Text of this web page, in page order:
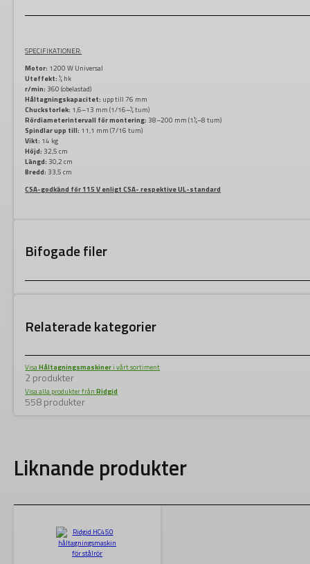
SPECIFIKATIONER:
Motor: 1200 W Universal
Uteffekt: ½ hk
r/min: 360 (obelastad)
Håltagningskapacitet: upp till 76 mm
Chuckstorlek: 1,6–13 mm (1/16–½ tum)
Rördiameterintervall för montering: 38–200 mm (1½–8 tum)
Spindlar upp till: 11,1 mm (7/16 tum)
Vikt: 14 kg
Höjd: 32,5 cm
Längd: 30,2 cm
Bredd: 33,5 cm
CSA-godkänd för 115 V enligt CSA- respektive UL-standard
Bifogade filer
Relaterade kategorier
VisaHåltagningsmaskiner i vårt sortiment
2 produkter
Visa alla produkter frånRidgid
558 produkter
Liknande produkter